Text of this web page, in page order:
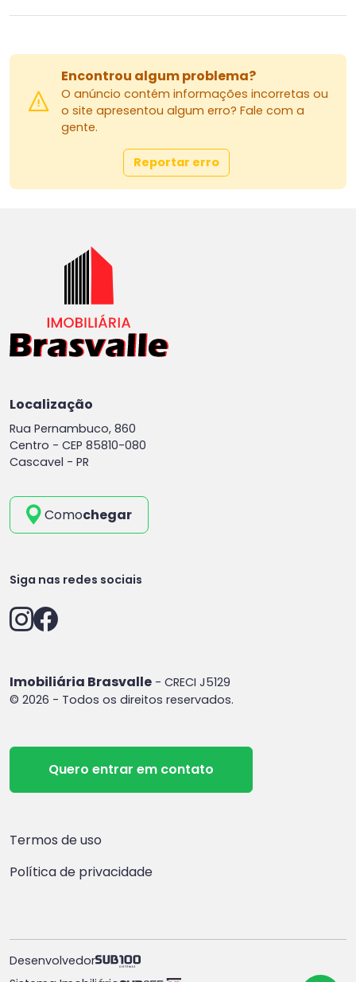
Encontrou algum problema?
O anúncio contém informações incorretas ou
o site apresentou algum erro? Fale com a
gente.
Reportar erro
Localização
Rua Pernambuco, 860
Centro - CEP 85810-080
Cascavel - PR
Comochegar
Siga nas redes sociais
Imobiliária Brasvalle - CRECI J5129
© 2026 - Todos os direitos reservados.
Quero entrar em contato
Termos de uso
Política de privacidade
Desenvolvedor